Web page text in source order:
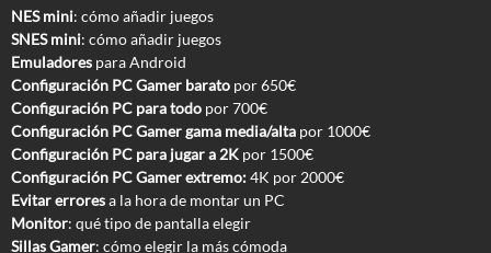
NES mini: cómo añadir juegos
SNES mini: cómo añadir juegos
Emuladores para Android
Configuración PC Gamer barato por 650€
Configuración PC para todo por 700€
Configuración PC Gamer gama media/alta por 1000€
Configuración PC para jugar a 2K por 1500€
Configuración PC Gamer extremo:4K por 2000€
Evitar erroresa la hora de montar un PC
Monitor: qué tipo de pantalla elegir
Sillas Gamer: cómo elegir la más cómoda